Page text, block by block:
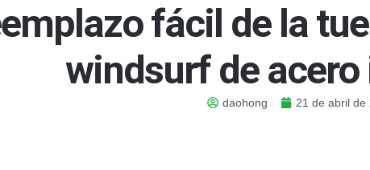
fácil de la
windsurf de
daohong 21 de abril de